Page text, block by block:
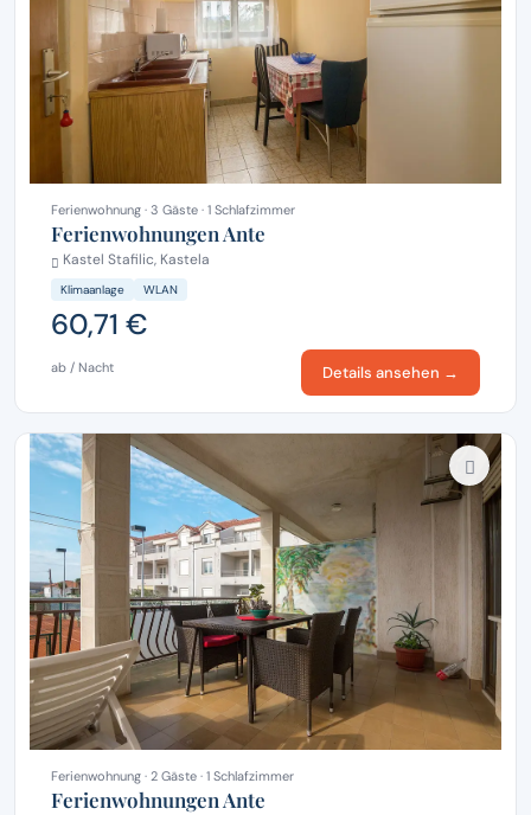
Ferienwohnung · 3 Gäste · 1 Schlafzimmer
Ferienwohnungen Ante
Kastel Stafilic, Kastela
Klimaanlage WLAN
60,71 €
ab / Nacht Details ansehen →
Ferienwohnung · 2 Gäste · 1 Schlafzimmer
Ferienwohnungen Ante